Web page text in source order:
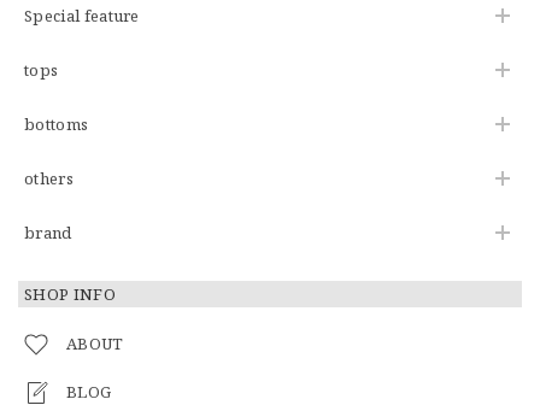
Special feature
tops
bottoms
others
brand
SHOP INFO
ABOUT
BLOG